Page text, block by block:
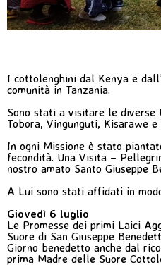
I cottolenghini dal Kenya e
comunità in Tanzania.
Sono stati a visitare le diverse
Tobora, Vingunguti, Kisarawe
In ogni Missione è stato
fecondità. Una Visita –
nostro amato Santo Giuseppe
A Lui sono stati affidati in
Giovedì 6 luglio
Le Promesse dei primi Laici
Suore di San Giuseppe
Giorno benedetto anche dal
prima Madre delle Suore